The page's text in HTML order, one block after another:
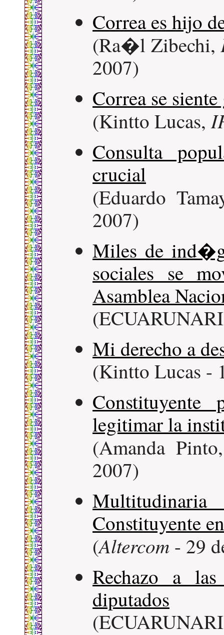
Correa es hijo
(Ra�l Zibechi,
2007)
Correa se
(Kintto Lucas,
Consulta
crucial
(Eduardo
2007)
Miles de
sociales se
Asamblea
Mi derecho a
(Kintto Lucas -
legitimar la
(Amanda
2007)
Constituyente
(Altercom - 29
Rechazo a
diputados